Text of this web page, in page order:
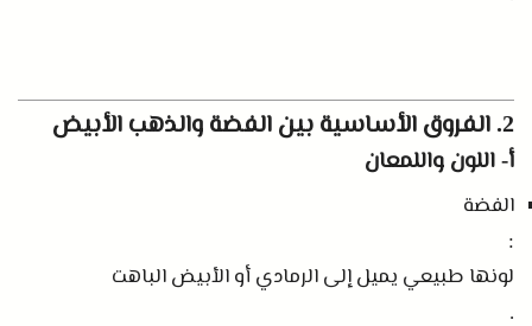
2. الفروق الأساسية بين الفضة والذهب الأبيض
أ- اللون واللمعان
الفضة
:
لونها طبيعي يميل إلى الرمادي أو الأبيض الباهت
.